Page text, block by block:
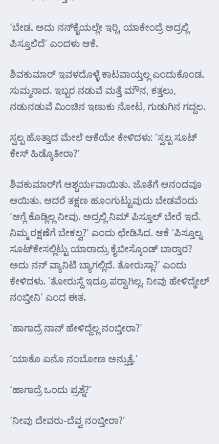
‘ಬೇಡ. ಅದು ನನ್‌ಕೈಯಲ್ಲೇ ಇರ್‍ಲಿ, ಯಾಕೇಂದ್ರೆ ಅದ್ರಲ್ಲಿ
ಪಿಸ್ತೂಲಿದೆ’ ಎಂದಳು ಆಕೆ.
ಶಿವಕುಮಾರ್ ಇವಳದೊಳ್ಳೆ ಕಾಟವಾಯ್ತಲ್ಲ ಎಂದುಕೊಂಡ.
ಸುಮ್ಮನಾದ. ಇಬ್ಬರ ನಡುವೆ ಮತ್ತೆ ಮೌನ, ಕತ್ತಲು,
ನಡುನಡುವೆ ಮಿಂಚಿನ ಇಣುಕು ನೋಟ, ಗುಡುಗಿನ ಗದ್ದಲ.
ಸ್ವಲ್ಪ ಹೊತ್ತಾದ ಮೇಲೆ ಆಕೆಯೇ ಕೇಳಿದಳು: ‘ಸ್ವಲ್ಪ ಸೂಟ್
ಕೇಸ್ ಹಿಡ್ಕೊತೀರಾ?’
ಶಿವಕುಮಾರ್‌ಗೆ ಆಶ್ಚರ್ಯವಾಯಿತು. ಜೊತೆಗೆ ಆನಂದವೂ
ಆಯಿತು. ಆದರೆ ತಕ್ಷಣ ಹೂಂಗುಟ್ಟುವುದು ಬೇಡವೆಂದು
‘ಆಗ್ಲೆ ಕೊಡ್ಲಿಲ್ಲ ನೀವು. ಅದ್ರಲ್ಲಿ ನಿಮ್ ಪಿಸ್ತೂಲ್ ಬೇರೆ ಇದೆ.
ನಿಮ್ಮ ರಕ್ಷಣೆಗೆ ಬೇಕಲ್ವ?’ ಎಂದು ಛೇಡಿಸಿದ. ಆಕೆ ‘ಪಿಸ್ತೂಲ್ನ
ಸೂಟ್‌ಕೇಸಲ್ಲಿಟ್ಟು ಯಾರಾದ್ರು ಕೈಬೀಸ್ಕೊಂಡ್ ಬಾರ್‍ತಾರ?
ಅದು ನನ್ ವ್ಯಾನಿಟಿ ಬ್ಯಾಗಲ್ಲಿದೆ. ತೋರುಸ್ಲಾ?’ ಎಂದು
ಕೇಳಿದಳು. ‘ತೋರುಸ್ದೆ ಇದ್ರೂ ಪರ್‍ವಾಗಿಲ್ಲ. ನೀವು ಹೇಳಿದ್ಮೇಲ್
ನಂಬ್ತೀನಿ’ ಎಂದ ಈತ.
‘ಹಾಗಾದ್ರೆ ನಾನ್ ಹೇಳಿದ್ದೆಲ್ಲ ನಂಬ್ತೀರಾ?’
‘ಯಾಕೊ ಏನೊ ನಂಬೋಣ ಅನ್ಸುತ್ತೆ.’
‘ಹಾಗಾದ್ರೆ ಒಂದು ಪ್ರಶ್ನೆ?’
‘ನೀವು ದೇವರು-ದೆವ್ವ ನಂಬ್ತೀರಾ?’